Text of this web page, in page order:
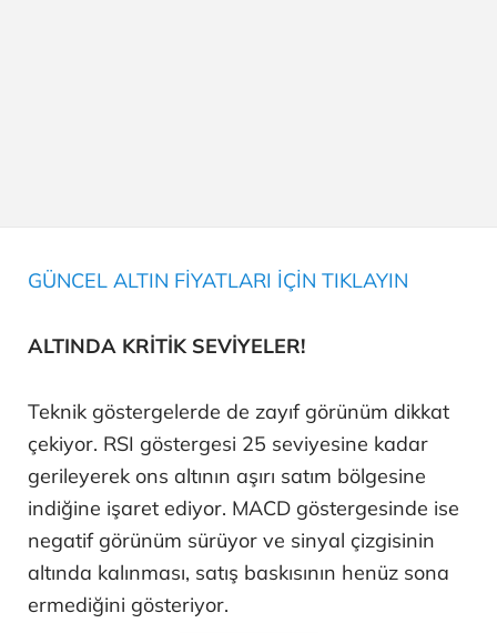
GÜNCEL ALTIN FİYATLARI İÇİN TIKLAYIN
ALTINDA KRİTİK SEVİYELER!
Teknik göstergelerde de zayıf görünüm dikkat
çekiyor. RSI göstergesi 25 seviyesine kadar
gerileyerek ons altının aşırı satım bölgesine
indiğine işaret ediyor. MACD göstergesinde ise
negatif görünüm sürüyor ve sinyal çizgisinin
altında kalınması, satış baskısının henüz sona
ermediğini gösteriyor.